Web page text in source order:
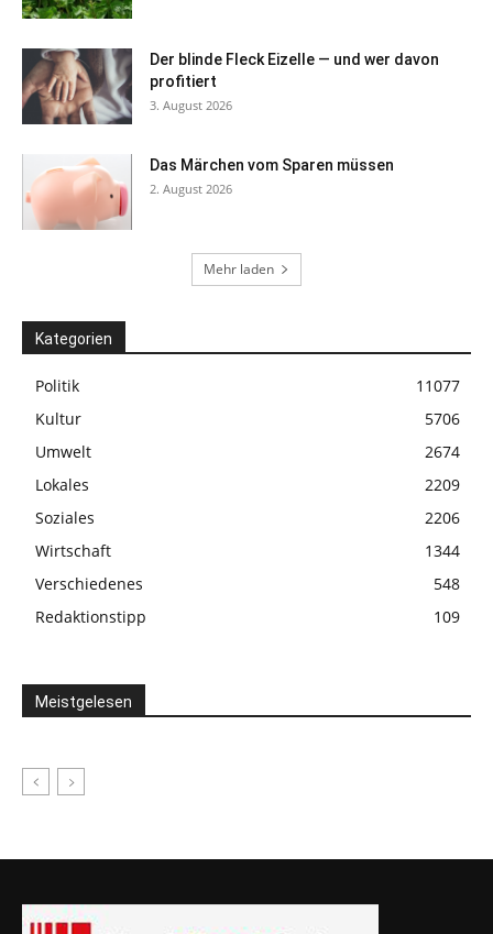
Der blinde Fleck Eizelle — und wer davon
profitiert
3. August 2026
Das Märchen vom Sparen müssen
2. August 2026
Mehr laden
Kategorien
Politik
11077
Kultur
5706
Umwelt
2674
Lokales
2209
Soziales
2206
Wirtschaft
1344
Verschiedenes
548
Redaktionstipp
109
Meistgelesen